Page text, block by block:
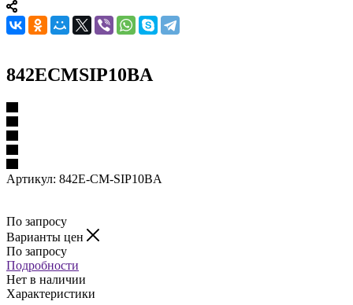
842ECMSIP10BA
Артикул: 842E-CM-SIP10BA
По запросу
Варианты цен
По запросу
Подробности
Нет в наличии
Характеристики